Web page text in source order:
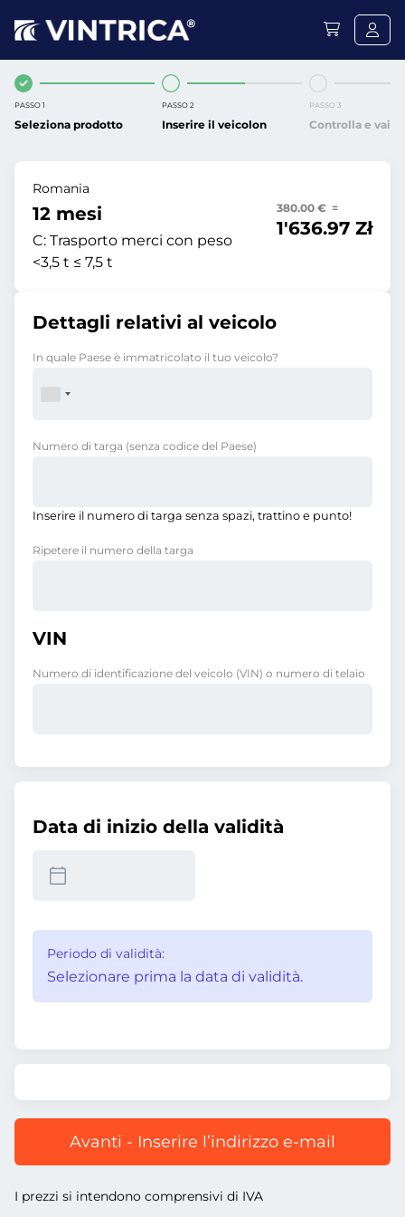
PASSO 1
Seleziona prodotto
PASSO 2
Inserire il veicolon
PASSO 3
Controlla e vai
Romania
12 mesi
C: Trasporto merci con peso
<3,5 t ≤ 7,5 t
380.00 € =
1'636.97 Zł
Dettagli relativi al veicolo
In quale Paese è immatricolato il tuo veicolo?
Numero di targa (senza codice del Paese)
Inserire il numero di targa senza spazi, trattino e punto!
Ripetere il numero della targa
VIN
Numero di identificazione del veicolo (VIN) o numero di telaio
Data di inizio della validità
Periodo di validità:
Selezionare prima la data di validità.
Avanti - Inserire l’indirizzo e-mail
I prezzi si intendono comprensivi di IVA